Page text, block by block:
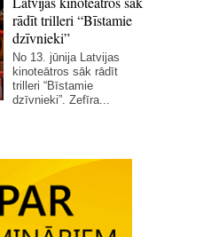
rādīt trilleri “Bīstamie
dzīvnieki”
No 13. jūnija Latvijas
kinoteātros sāk rādīt
trilleri “Bīstamie
dzīvnieki”. Zefīra...